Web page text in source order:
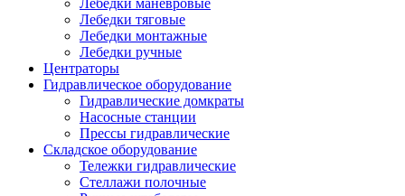
Лебедки маневровые
Лебедки тяговые
Лебедки монтажные
Лебедки ручные
Центраторы
Гидравлическое оборудование
Гидравлические домкраты
Насосные станции
Прессы гидравлические
Складское оборудование
Тележки гидравлические
Cтеллажи полочные